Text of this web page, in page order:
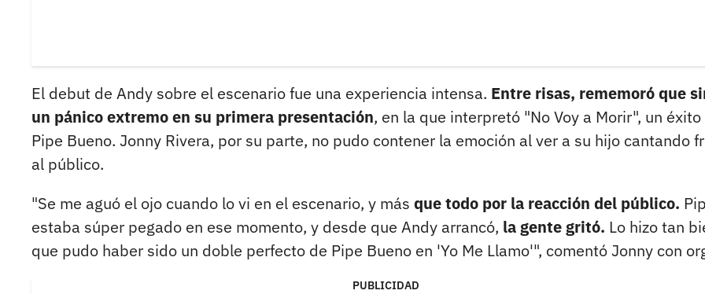
El debut de Andy sobre el escenario fue una experiencia intensa. Entre risas, rememoró que
un pánico extremo en su primera presentación, en la que interpretó "No Voy a Morir", un
Pipe Bueno. Jonny Rivera, por su parte, no pudo contener la emoción al ver a su hijo cantando
al público.
"Se me aguó el ojo cuando lo vi en el escenario, y más que todo por la reacción del público.
estaba súper pegado en ese momento, y desde que Andy arrancó, la gente gritó. Lo hizo tan
que pudo haber sido un doble perfecto de Pipe Bueno en 'Yo Me Llamo'", comentó Jonny con
PUBLICIDAD